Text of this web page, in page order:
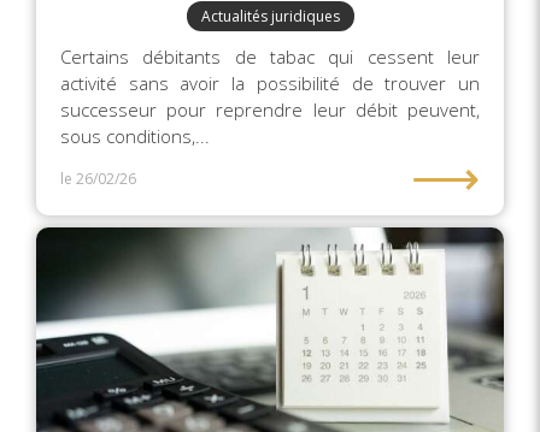
Actualités juridiques
Certains débitants de tabac qui cessent leur
activité sans avoir la possibilité de trouver un
successeur pour reprendre leur débit peuvent,
sous conditions,...
le 26/02/26 ⟶